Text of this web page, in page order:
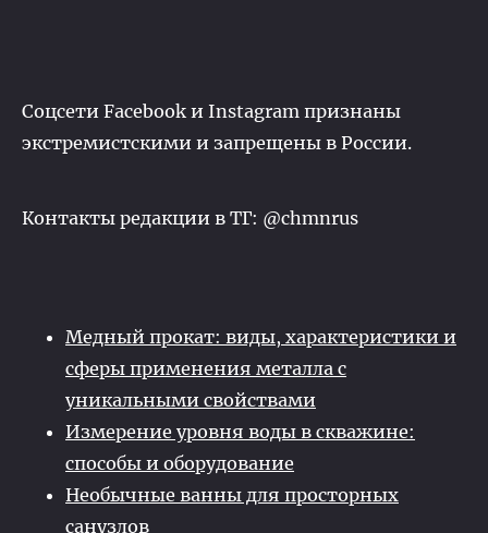
Соцсети Facebook и Instagram признаны
экстремистскими и запрещены в России.
Контакты редакции в ТГ: @chmnrus
Медный прокат: виды, характеристики и
сферы применения металла с
уникальными свойствами
Измерение уровня воды в скважине:
способы и оборудование
Необычные ванны для просторных
санузлов